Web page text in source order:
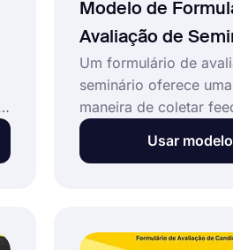
Modelo de
Avaliação de
Um formulário de
seminário oferece
maneira de coletar
convidados,
clientes. Esses
etc. Selecione o
Usar modelo